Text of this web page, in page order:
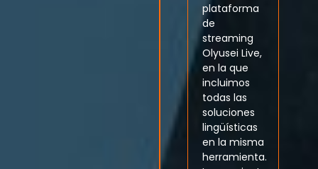
plataforma
de
streaming
Olyusei Live,
en la que
incluimos
todas las
soluciones
lingüísticas
en la misma
herramienta.